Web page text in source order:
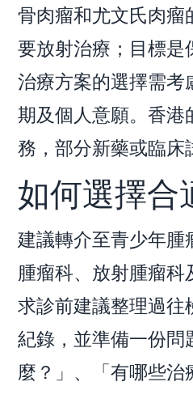
骨肉瘤和尤文氏肉
要放射治療；目標是
治療方案的選擇需
期及個人意願。香港
務，部分新藥或臨床
如何選擇合
建議轉介至青少年
腫瘤科、放射腫瘤科
求診前建議整理過
紀錄，並準備一份
麼？」、「有哪些治